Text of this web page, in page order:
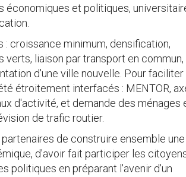
économiques et politiques,
croissance minimum, densification,
liaison par transport en commun,
d'une ville nouvelle. Pour faciliter
étroitement interfacés : MENTOR,
d'activité, et demande des ménages
de trafic routier.
de construire ensemble une
d'avoir fait participer les
politiques en préparant l'avenir d'un